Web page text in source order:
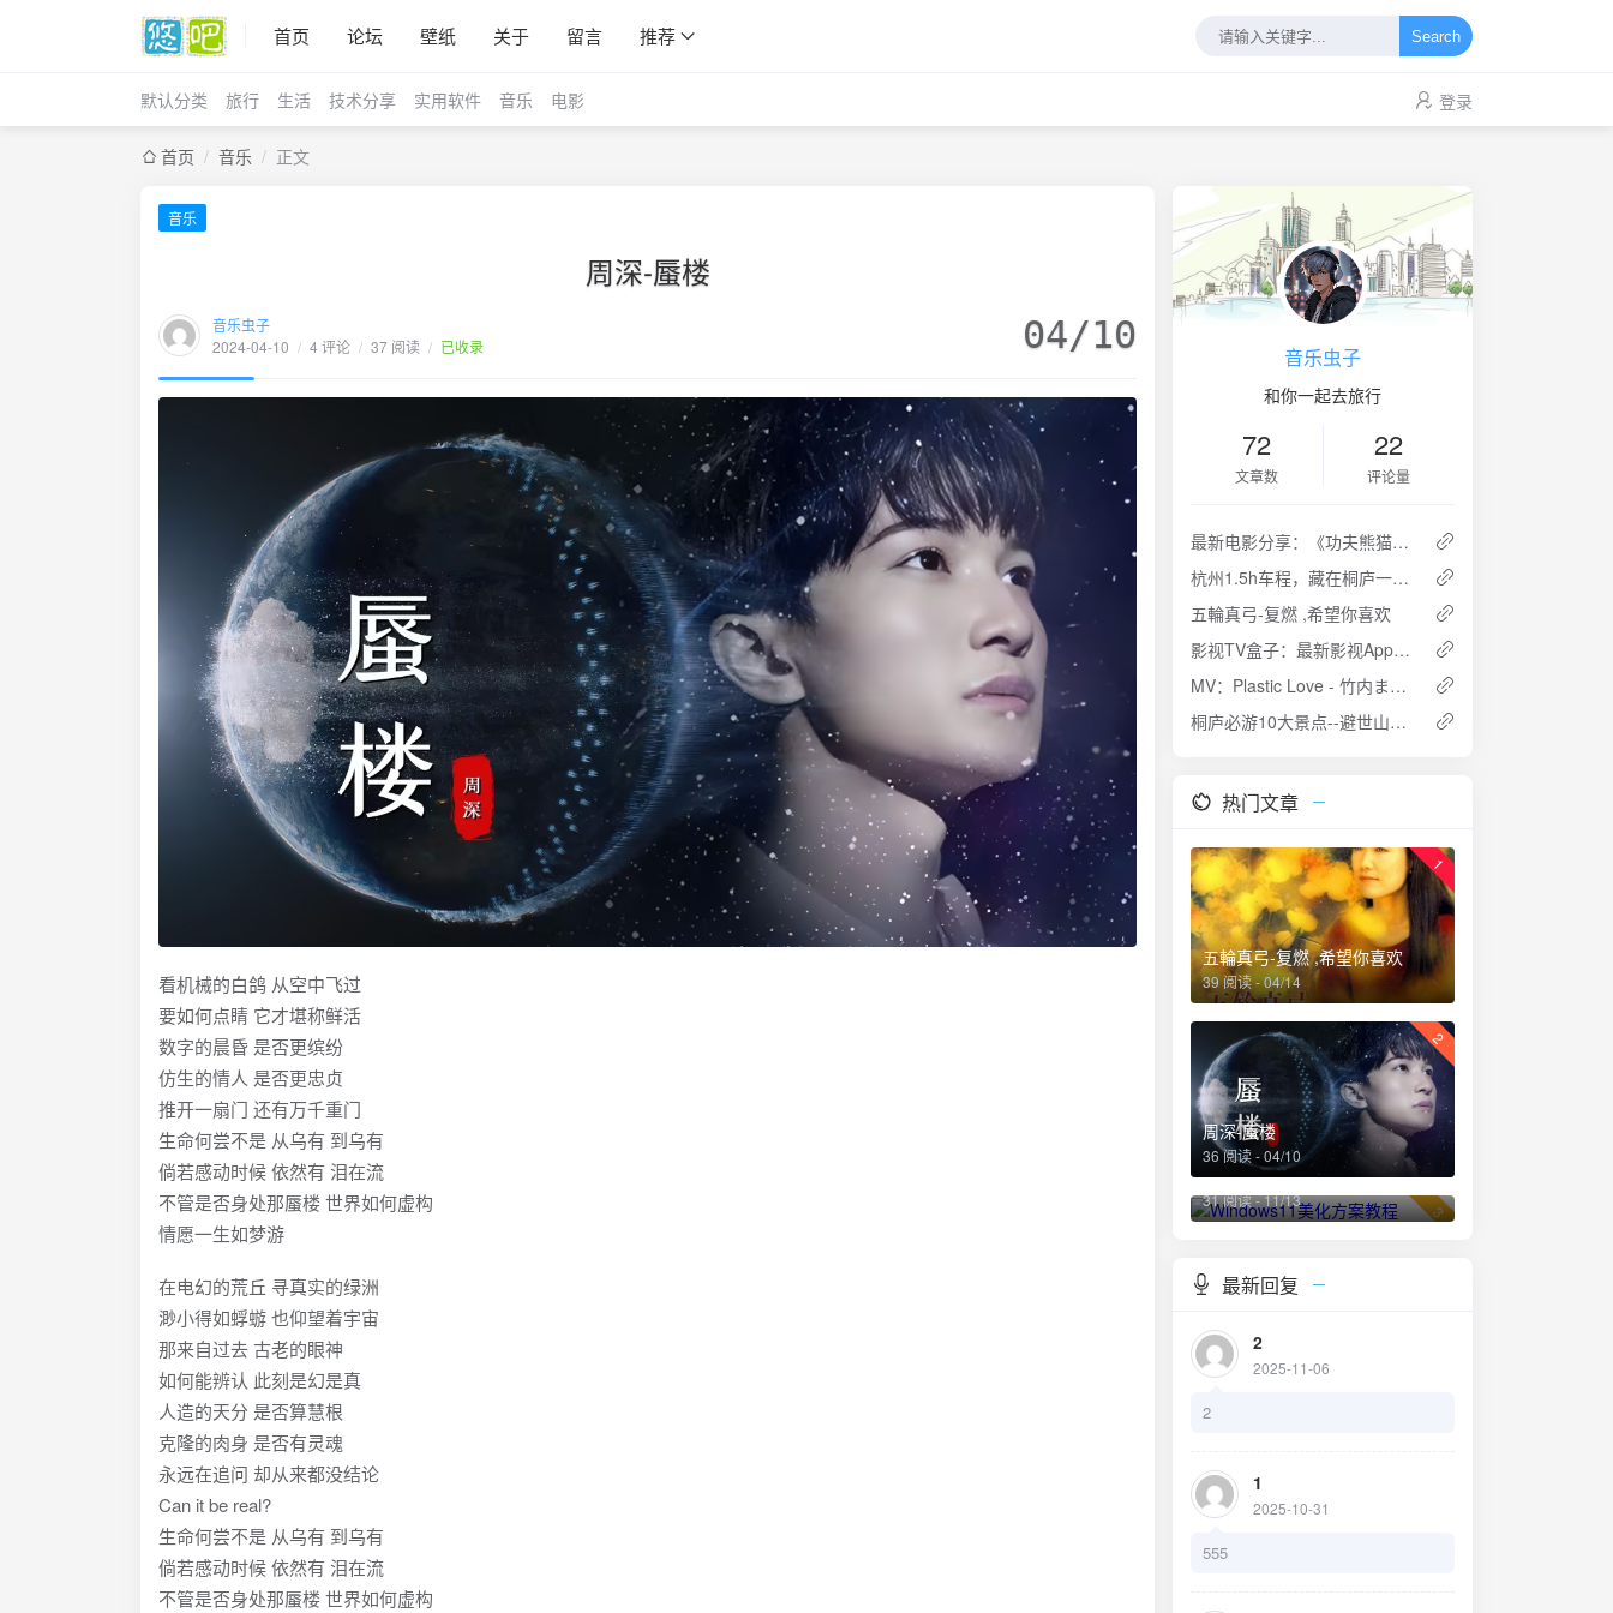
首页 论坛 壁纸 关于 留言 推荐 Search
默认分类 旅行 生活 技术分享 实用软件 音乐 电影 登录
首页 / 音乐 / 正文
音乐
周深-蜃楼
音乐虫子
2024-04-10 / 4 评论 / 37 阅读 / 已收录 04/10
看机械的白鸽 从空中飞过
要如何点睛 它才堪称鲜活
数字的晨昏 是否更缤纷
仿生的情人 是否更忠贞
推开一扇门 还有万千重门
生命何尝不是 从乌有 到乌有
倘若感动时候 依然有 泪在流
不管是否身处那蜃楼 世界如何虚构
情愿一生如梦游
在电幻的荒丘 寻真实的绿洲
渺小得如蜉蝣 也仰望着宇宙
那来自过去 古老的眼神
如何能辨认 此刻是幻是真
人造的天分 是否算慧根
克隆的肉身 是否有灵魂
永远在追问 却从来都没结论
Can it be real?
生命何尝不是 从乌有 到乌有
倘若感动时候 依然有 泪在流
不管是否身处那蜃楼 世界如何虚构
音乐虫子
和你一起去旅行
72
文章数
22
评论量
最新电影分享：《功夫熊猫4》[附1-4 4K资源]
杭州1.5h车程，藏在桐庐一座陶渊明笔下桃花源精品民宿丨厚院村舍
五輪真弓-复燃 ,希望你喜欢
影视TV盒子：最新影视App特别版，安卓+TV双端可用，内置源和播放源均有
MV：Plastic Love - 竹内まりや (竹内玛利亚)
桐庐必游10大景点--避世山野过向往的生活
热门文章
1
五輪真弓-复燃 ,希望你喜欢
39 阅读 - 04/14
2
周深-蜃楼
36 阅读 - 04/10
3
Windows11美化方案教程
31 阅读 - 11/13
最新回复
2
2025-11-06
2
1
2025-10-31
555